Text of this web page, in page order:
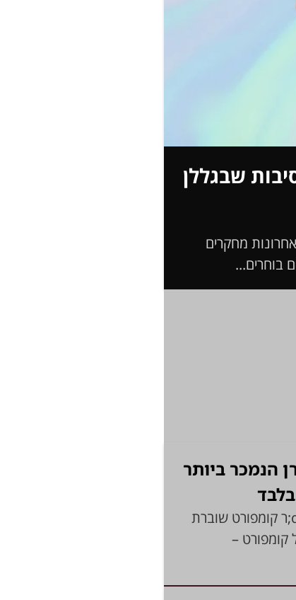
שבגללן
מחקרים
בוחרים...
הנמכר ביותר
3' דק קריאה במהלך שמסעיר את הרשת, ד&quot;ר קומפורט שוברת
קומפורט –